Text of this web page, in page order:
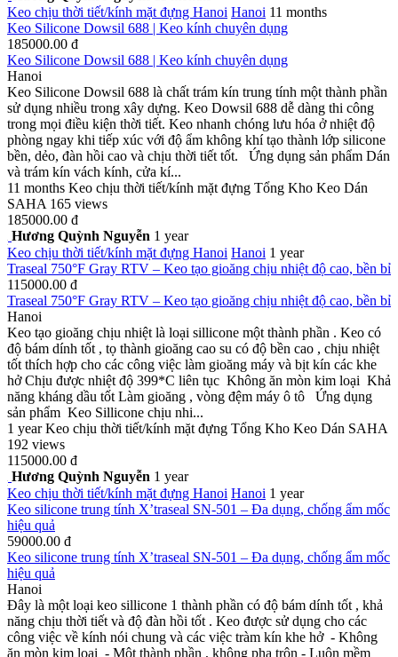
Keo chịu thời tiết/kính mặt đựng Hanoi Hanoi 11 months
Keo Silicone Dowsil 688 | Keo kính chuyên dụng
185000.00 đ
Keo Silicone Dowsil 688 | Keo kính chuyên dụng
Hanoi
Keo Silicone Dowsil 688 là chất trám kín trung tính một thành phần
sử dụng nhiều trong xây dựng. Keo Dowsil 688 dễ dàng thi công
trong mọi điều kiện thời tiết. Keo nhanh chóng lưu hóa ở nhiệt độ
phòng ngay khi tiếp xúc với độ ẩm không khí tạo thành lớp silicone
bền, dẻo, đàn hồi cao và chịu thời tiết tốt. Ứng dụng sản phẩm Dán
và trám kín vách kính, cửa kí...
11 months Keo chịu thời tiết/kính mặt đựng Tổng Kho Keo Dán
SAHA 165 views
185000.00 đ
Hương Quỳnh Nguyễn 1 year
Keo chịu thời tiết/kính mặt đựng Hanoi Hanoi 1 year
Traseal 750°F Gray RTV – Keo tạo gioăng chịu nhiệt độ cao, bền bỉ
115000.00 đ
Traseal 750°F Gray RTV – Keo tạo gioăng chịu nhiệt độ cao, bền bỉ
Hanoi
Keo tạo gioăng chịu nhiệt là loại sillicone một thành phần . Keo có
độ bám dính tốt , tọ thành gioăng cao su có độ bền cao , chịu nhiệt
tốt thích hợp cho các công việc làm gioăng máy và bịt kín các khe
hở Chịu được nhiệt độ 399*C liên tục Không ăn mòn kim loại Khả
năng kháng dầu tốt Làm gioăng , vòng đệm máy ô tô Ứng dụng
sản phẩm Keo Sillicone chịu nhi...
1 year Keo chịu thời tiết/kính mặt đựng Tổng Kho Keo Dán SAHA
192 views
115000.00 đ
Hương Quỳnh Nguyễn 1 year
Keo chịu thời tiết/kính mặt đựng Hanoi Hanoi 1 year
Keo silicone trung tính X’traseal SN-501 – Đa dụng, chống ẩm mốc
hiệu quả
59000.00 đ
Keo silicone trung tính X’traseal SN-501 – Đa dụng, chống ẩm mốc
hiệu quả
Hanoi
Đây là một loại keo sillicone 1 thành phần có độ bám dính tốt , khả
năng chịu thời tiết và độ đàn hồi tốt . Keo được sử dụng cho các
công việc về kính nói chung và các việc tràm kín khe hở - Không
ăn mòn kim loại - Một thành phần , không pha trộn - Luôn mềm